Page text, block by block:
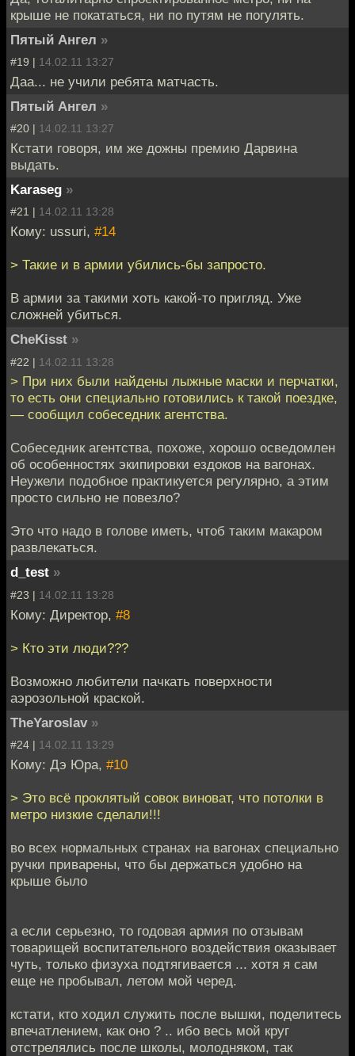
крыше не покататься, ни по путям не погулять.
Пятый Ангел »
#19 | 14.02.11 13:27
Даа... не учили ребята матчасть.
Пятый Ангел »
#20 | 14.02.11 13:27
Кстати говоря, им же дожны премию Дарвина
выдать.
Karaseg »
#21 | 14.02.11 13:28
Кому: ussuri, #14
> Такие и в армии убились-бы запросто.
В армии за такими хоть какой-то пригляд. Уже
сложней убиться.
CheKisst »
#22 | 14.02.11 13:28
> При них были найдены лыжные маски и перчатки,
то есть они специально готовились к такой поездке,
— сообщил собеседник агентства.
Собеседник агентства, похоже, хорошо осведомлен
об особенностях экипировки ездоков на вагонах.
Неужели подобное практикуется регулярно, а этим
просто сильно не повезло?
Это что надо в голове иметь, чтоб таким макаром
развлекаться.
d_test »
#23 | 14.02.11 13:28
Кому: Директор, #8
> Кто эти люди???
Возможно любители пачкать поверхности
аэрозольной краской.
TheYaroslav »
#24 | 14.02.11 13:29
Кому: Дэ Юра, #10
> Это всё проклятый совок виноват, что потолки в
метро низкие сделали!!!
во всех нормальных странах на вагонах специально
ручки приварены, что бы держаться удобно на
крыше было
а если серьезно, то годовая армия по отзывам
товарищей воспитательного воздействия оказывает
чуть, только физуха подтягивается ... хотя я сам
еще не пробывал, летом мой черед.
кстати, кто ходил служить после вышки, поделитесь
впечатлением, как оно ? .. ибо весь мой круг
отстрелялись после школы, молодняком, так